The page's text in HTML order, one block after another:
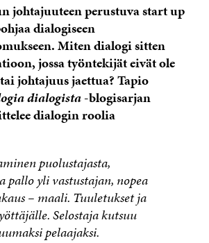
johtajuuteen perustuva start up
dialogiseen
Miten dialogi sitten
jossa työntekijät eivät ole
johtajuus jaettua?Tapio
dialogista-blogisarjan
dialogin roolia
puolustajasta,
pallo yli vastustajan, nopea
– maali. Tuuletukset ja
Selostaja kutsuu
pelaajaksi.